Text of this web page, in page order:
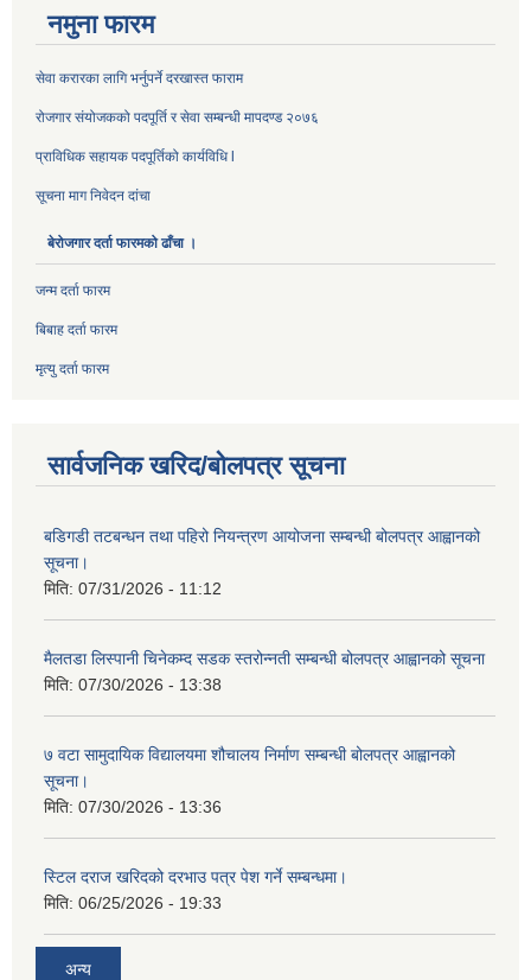
नमुना फारम
सेवा करारका लागि भर्नुपर्ने दरखास्त फाराम
रोजगार संयोजकको पदपूर्ति र सेवा सम्बन्धी मापदण्ड २०७६
प्राविधिक सहायक पदपूर्तिको कार्यविधि l
सूचना माग निवेदन दांचा
बेरोजगार दर्ता फारमको ढाँचा ।
जन्म दर्ता फारम
बिबाह दर्ता फारम
मृत्यु दर्ता फारम
सार्वजनिक खरिद/बोलपत्र सूचना
बडिगडी तटबन्धन तथा पहिरो नियन्त्रण आयोजना सम्बन्धी बोलपत्र आह्वानको
सूचना।
मिति: 07/31/2026 - 11:12
मैलतडा लिस्पानी चिनेकम्द सडक स्तरोन्नती सम्बन्धी बोलपत्र आह्वानको सूचना
मिति: 07/30/2026 - 13:38
७ वटा सामुदायिक विद्यालयमा शौचालय निर्माण सम्बन्धी बोलपत्र आह्वानको
सूचना।
मिति: 07/30/2026 - 13:36
स्टिल दराज खरिदको दरभाउ पत्र पेश गर्ने सम्बन्धमा।
मिति: 06/25/2026 - 19:33
अन्य